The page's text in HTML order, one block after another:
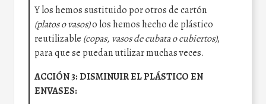
Y los hemos sustituido por otros de cartón
(platos o vasos)o los hemos hecho de plástico
reutilizable (copas, vasos de cubata o cubiertos),
para que se puedan utilizar muchas veces.
ACCIÓN 3: DISMINUIR EL PLÁSTICO EN
ENVASES: